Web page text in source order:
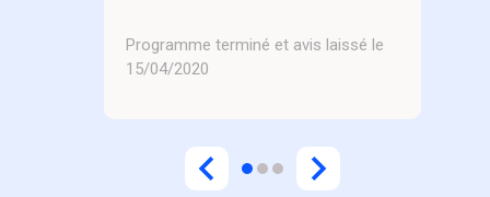
Programme terminé et avis laissé le
15/04/2020